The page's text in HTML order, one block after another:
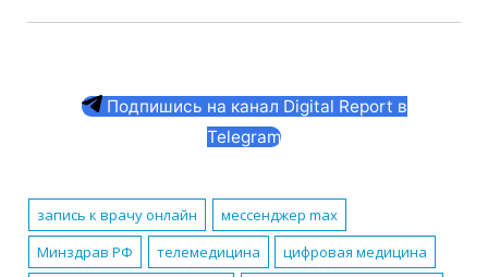
Подпишись на канал Digital Report в
Telegram
запись к врачу онлайн
мессенджер max
Минздрав РФ
телемедицина
цифровая медицина